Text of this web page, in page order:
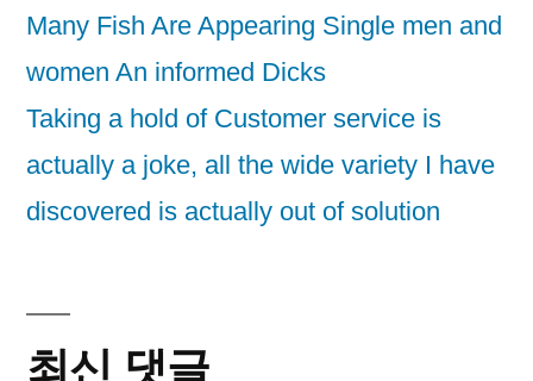
Many Fish Are Appearing Single men and
women An informed Dicks
Taking a hold of Customer service is
actually a joke, all the wide variety I have
discovered is actually out of solution
최신 댓글